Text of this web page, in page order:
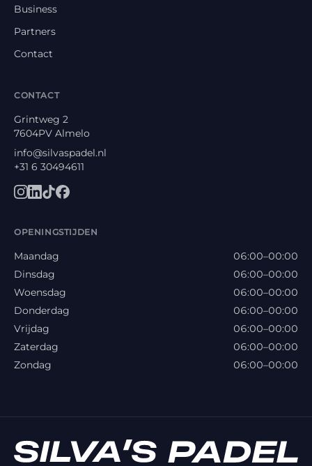
Business
Partners
Contact
CONTACT
Grintweg 2
7604PV Almelo
info@silvaspadel.nl
+31 6 30494611
OPENINGSTIJDEN
Maandag
06:00–00:00
Dinsdag
06:00–00:00
Woensdag
06:00–00:00
Donderdag
06:00–00:00
Vrijdag
06:00–00:00
Zaterdag
06:00–00:00
Zondag
06:00–00:00